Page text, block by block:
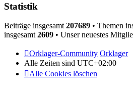
Statistik
Beiträge insgesamt 207689 • Themen
insgesamt 2609 • Unser neuestes
Orklager-Community Orklager
Alle Zeiten sind UTC+02:00
Alle Cookies löschen